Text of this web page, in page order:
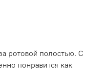
ротовой полостью. С
понравится как